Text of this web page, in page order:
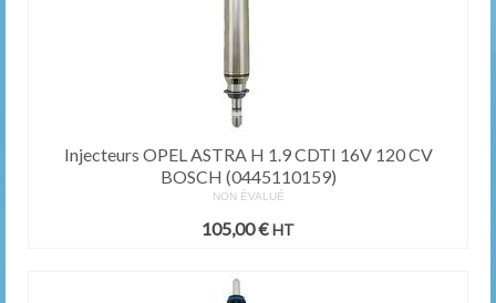
Injecteurs OPEL ASTRA H 1.9 CDTI 16V 120 CV
BOSCH (0445110159)
NON ÉVALUÉ
105,00€ HT